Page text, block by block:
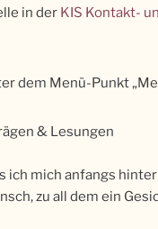
in der KIS Kontakt-
dem Menü-Punkt
& Lesungen
ich mich anfangs
zu all dem ein